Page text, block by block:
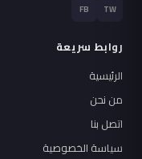
TW
FB
روابط سريعة
الرئيسية
من نحن
اتصل بنا
سياسة الخصوصية